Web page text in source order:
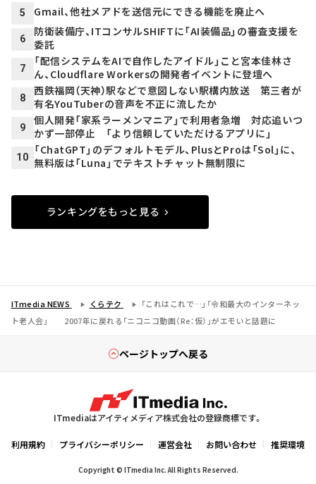
5 Gmail、他社メアドを送信元にできる機能を廃止へ
6
防衛装備庁、ITコンサルSHIFTに「AI装備品」の審査支援を
委託
7
「配信システムをAIで自作したアイドル」こと宮本佳林さ
ん、Cloudflare Workersの開発者イベントに登壇へ
8
西鉄福岡（天神）駅などで意図しない駅構内放送 第三者が
有名YouTuberの音声を不正に流したか
9
個人開発「家系ラーメンマニア」で利用者急増 対応追いつ
かず一部停止 「より信頼していただけるアプリに」
10
「ChatGPT」のデフォルトモデル、PlusとProは「Sol」に、
無料版は「Luna」でテキストチャット無制限に
ランキングをもっと見る
ITmedia NEWS くらテク
「これはこれで…」「令和最大のインターネッ
ト老人会」 2007年に戻れる「ニコニコ動画（Re：仮）」がエモいと話題に
ページトップへ戻る
ITmediaはアイティメディア株式会社の登録商標です。
利用規約 プライバシーポリシー 運営会社 お問い合わせ 推奨環境
Copyright © ITmedia Inc. All Rights Reserved.